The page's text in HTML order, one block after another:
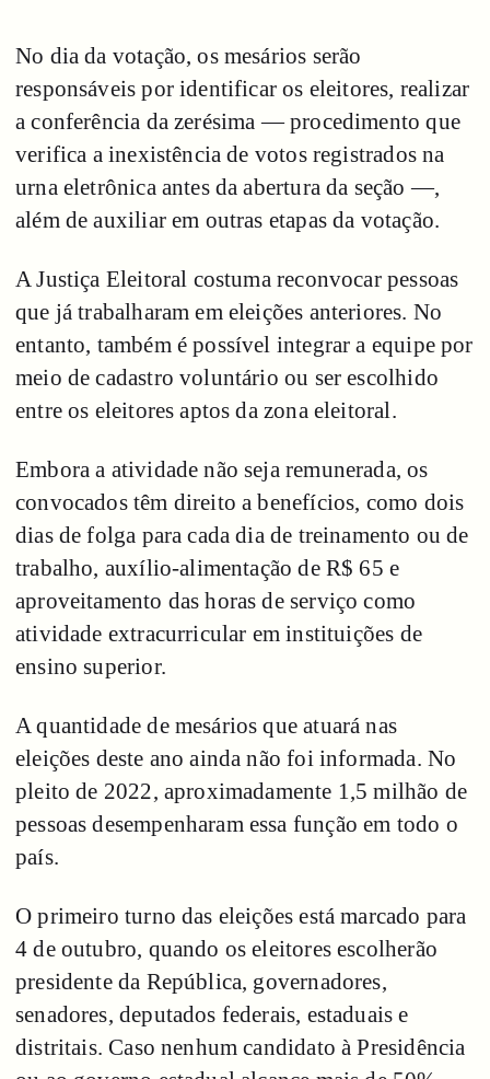
No dia da votação, os mesários serão
responsáveis por identificar os eleitores, realizar
a conferência da zerésima — procedimento que
verifica a inexistência de votos registrados na
urna eletrônica antes da abertura da seção —,
além de auxiliar em outras etapas da votação.
A Justiça Eleitoral costuma reconvocar pessoas
que já trabalharam em eleições anteriores. No
entanto, também é possível integrar a equipe por
meio de cadastro voluntário ou ser escolhido
entre os eleitores aptos da zona eleitoral.
Embora a atividade não seja remunerada, os
convocados têm direito a benefícios, como dois
dias de folga para cada dia de treinamento ou de
trabalho, auxílio-alimentação de R$ 65 e
aproveitamento das horas de serviço como
atividade extracurricular em instituições de
ensino superior.
A quantidade de mesários que atuará nas
eleições deste ano ainda não foi informada. No
pleito de 2022, aproximadamente 1,5 milhão de
pessoas desempenharam essa função em todo o
país.
O primeiro turno das eleições está marcado para
4 de outubro, quando os eleitores escolherão
presidente da República, governadores,
senadores, deputados federais, estaduais e
distritais. Caso nenhum candidato à Presidência